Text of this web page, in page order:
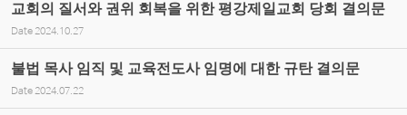
교회의 질서와 권위 회복을 위한 평강제일교회 당회 결의문
Date 2024.10.27
불법 목사 임직 및 교육전도사 임명에 대한 규탄 결의문
Date 2024.07.22